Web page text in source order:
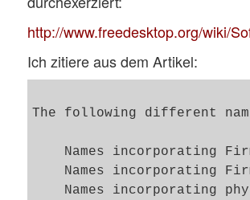
http://www.freedesktop.org/wiki/
Ich zitiere aus dem Artikel:
The following different
Names incorporating
Names incorporating
Names incorporating